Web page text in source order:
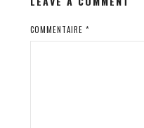
COMMENTAIRE *